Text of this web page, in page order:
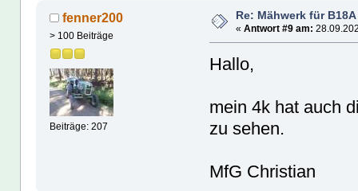
fenner200
> 100 Beiträge
Beiträge: 207
Re: Mähwerk für B18A
« Antwort #9 am:
Hallo,
mein 4k hat auch
zu sehen.
MfG Christian